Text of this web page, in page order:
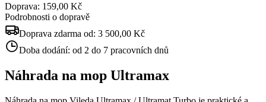
Doprava: 159,00 Kč
Podrobnosti o dopravě
Doprava zdarma od: 3 500,00 Kč
Doba dodání: od 2 do 7 pracovních dnů
Náhrada na mop Ultramax